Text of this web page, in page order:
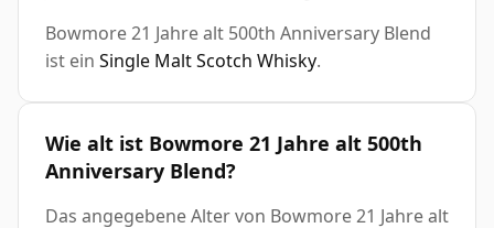
Bowmore 21 Jahre alt 500th Anniversary Blend
ist ein Single Malt Scotch Whisky.
Wie alt ist Bowmore 21 Jahre alt 500th
Anniversary Blend?
Das angegebene Alter von Bowmore 21 Jahre alt